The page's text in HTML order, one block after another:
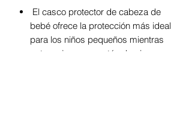
El casco protector de cabeza de
bebé ofrece la protección más ideal
para los niños pequeños mientras
gatean, juegan o están de pie.